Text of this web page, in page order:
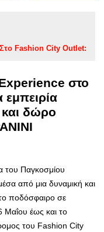
Fashion City Outlet:
στο
και δώρο
του Παγκοσμίου
από μια δυναμική και
το ποδόσφαιρο σε
Μαΐου έως και το
του Fashion City